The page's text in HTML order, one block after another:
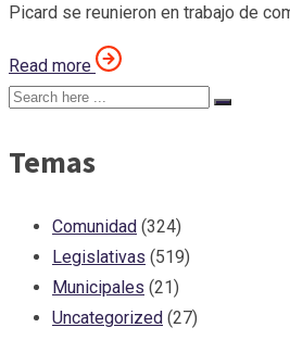
Picard se reunieron en trabajo de
Read more
Temas
Comunidad (324)
Legislativas (519)
Municipales (21)
Uncategorized (27)